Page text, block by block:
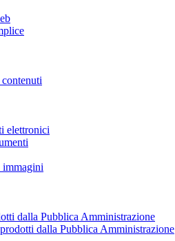
elettronici
immagini
dalla Pubblica Amministrazione
dalla Pubblica Amministrazione